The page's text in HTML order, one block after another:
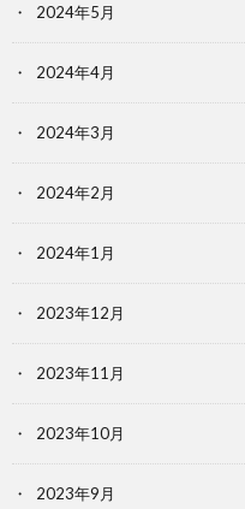
2024年5月
2024年4月
2024年3月
2024年2月
2024年1月
2023年12月
2023年11月
2023年10月
2023年9月